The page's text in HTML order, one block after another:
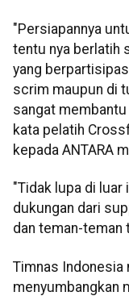
"Persiapannya
tentu nya berlatih
yang
scrim maupun di
sangat
kata pelatih
kepada ANTARA
"Tidak lupa di luar
dukungan dari
dan teman-teman
Timnas Indonesia
menyumbangkan